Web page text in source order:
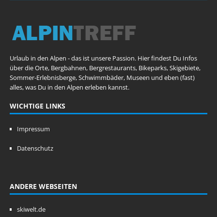
Urlaub in den Alpen - das ist unsere Passion. Hier findest Du Infos
über die Orte, Bergbahnen, Bergrestaurants, Bikeparks, Skigebiete,
Sommer-Erlebnisberge, Schwimmbäder, Museen und eben (fast)
alles, was Du in den Alpen erleben kannst.
WICHTIGE LINKS
Impressum
Datenschutz
ANDERE WEBSEITEN
skiwelt.de